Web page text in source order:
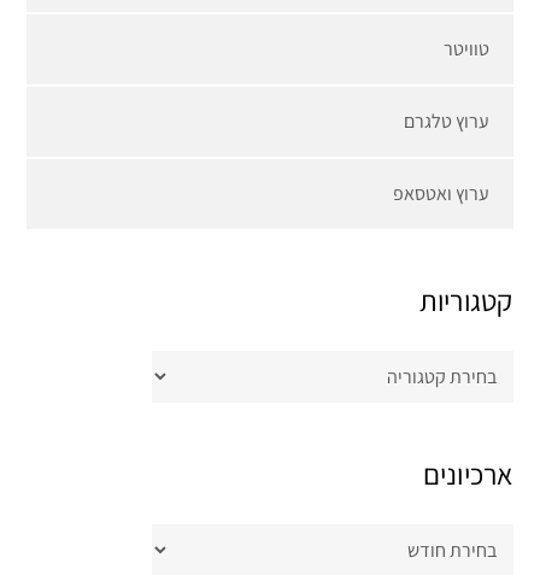
טוויטר
ערוץ טלגרם
ערוץ ואטסאפ
קטגוריות
ארכיונים